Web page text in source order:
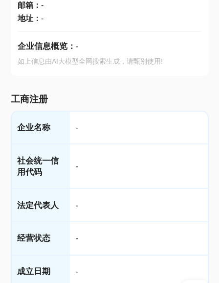
邮箱： -
地址： -
企业信息概览： -
如上信息由AI大模型全网搜索生成，请甄别使用!
工商注册
企业名称 -
社会统一信
用代码
-
法定代表人 -
经营状态 -
成立日期 -